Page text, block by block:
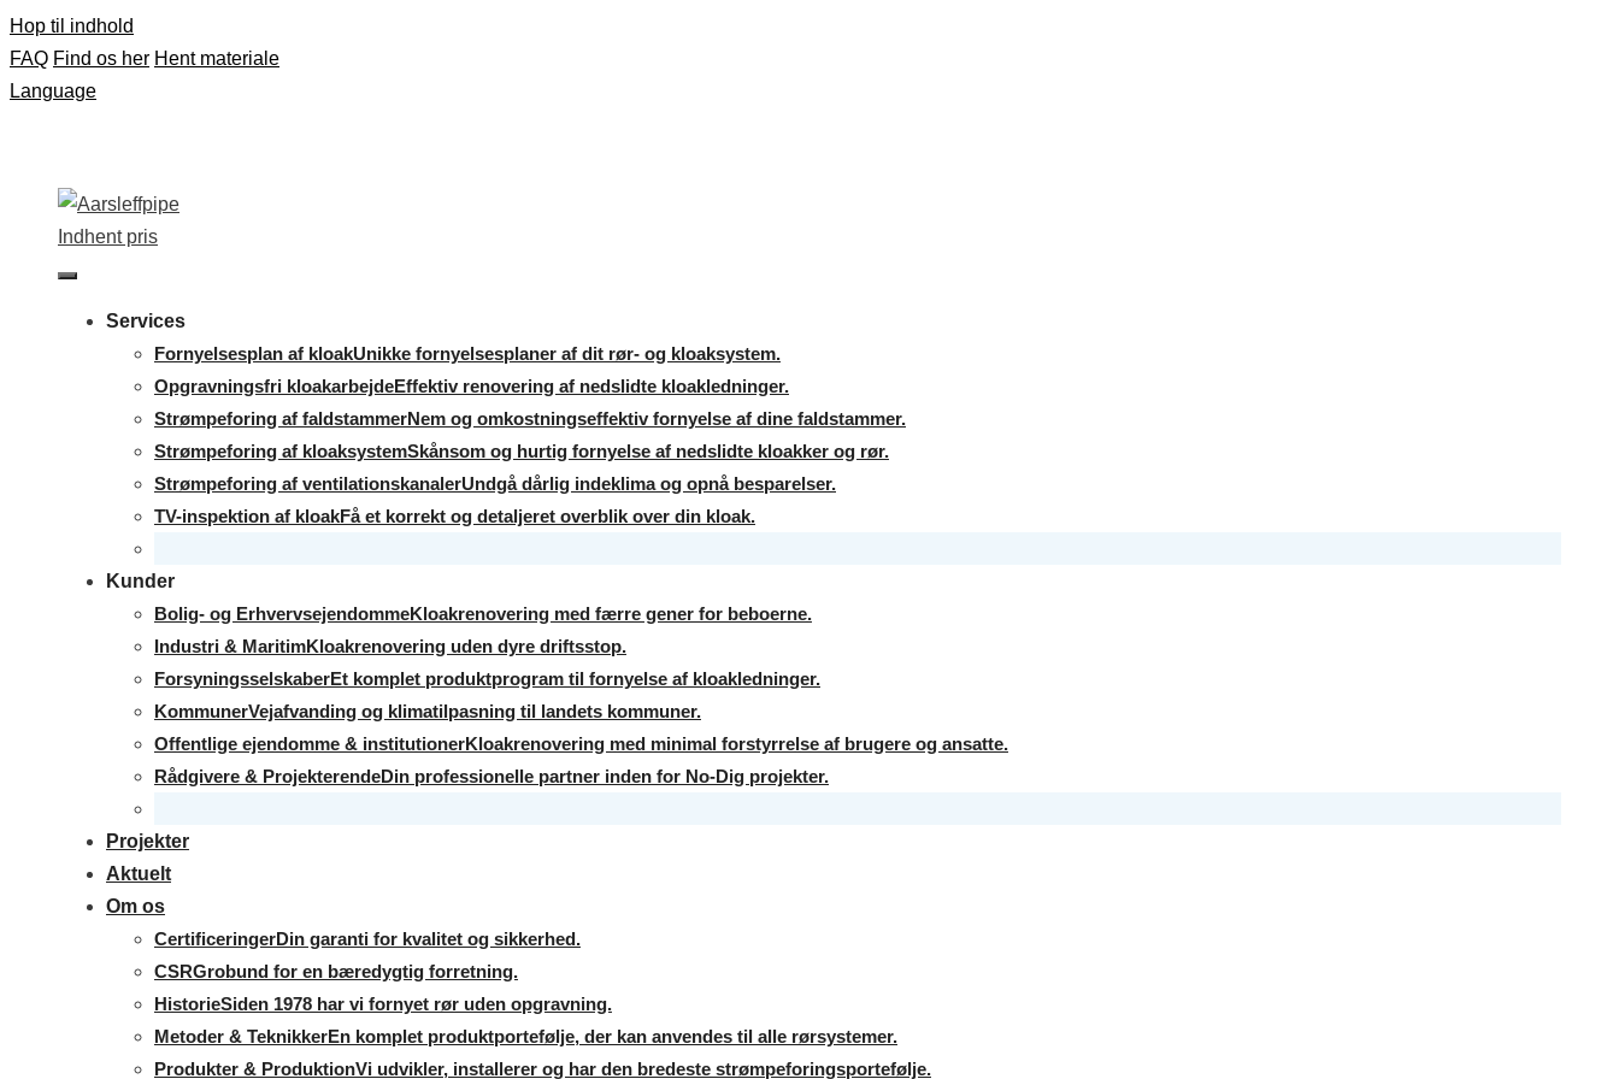
Hop til indhold
FAQ Find os her Hent materiale
Language
Indhent pris
Services
Fornyelsesplan af kloakUnikke fornyelsesplaner af dit rør- og kloaksystem.
Opgravningsfri kloakarbejdeEffektiv renovering af nedslidte kloakledninger.
Strømpeforing af faldstammerNem og omkostningseffektiv fornyelse af dine faldstammer.
Strømpeforing af kloaksystemSkånsom og hurtig fornyelse af nedslidte kloakker og rør.
Strømpeforing af ventilationskanalerUndgå dårlig indeklima og opnå besparelser.
TV-inspektion af kloakFå et korrekt og detaljeret overblik over din kloak.
Kunder
Bolig- og ErhvervsejendommeKloakrenovering med færre gener for beboerne.
Industri & MaritimKloakrenovering uden dyre driftsstop.
ForsyningsselskaberEt komplet produktprogram til fornyelse af kloakledninger.
KommunerVejafvanding og klimatilpasning til landets kommuner.
Offentlige ejendomme & institutionerKloakrenovering med minimal forstyrrelse af brugere og ansatte.
Rådgivere & ProjekterendeDin professionelle partner inden for No-Dig projekter.
Projekter
Aktuelt
Om os
CertificeringerDin garanti for kvalitet og sikkerhed.
CSRGrobund for en bæredygtig forretning.
HistorieSiden 1978 har vi fornyet rør uden opgravning.
Metoder & TeknikkerEn komplet produktportefølje, der kan anvendes til alle rørsystemer.
Produkter & ProduktionVi udvikler, installerer og har den bredeste strømpeforingsportefølje.